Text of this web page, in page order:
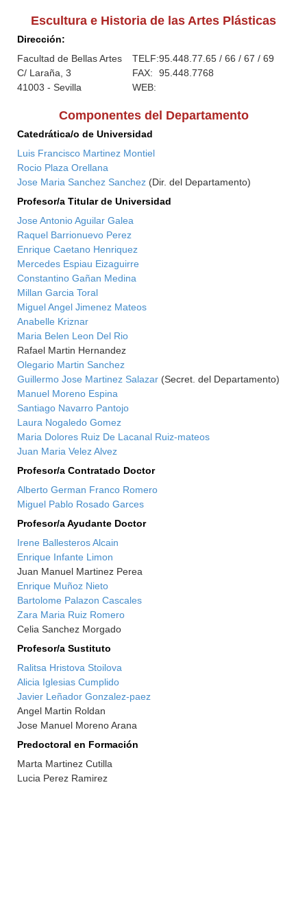
Escultura e Historia de las Artes Plásticas
Dirección:
Facultad de Bellas Artes
C/ Laraña, 3
41003 - Sevilla
TELF:95.448.77.65 / 66 / 67 / 69
FAX:
95.448.7768
WEB:
Componentes del Departamento
Catedrática/o de Universidad
Luis Francisco Martinez Montiel
Rocio Plaza Orellana
Jose Maria Sanchez Sanchez (Dir. del Departamento)
Profesor/a Titular de Universidad
Jose Antonio Aguilar Galea
Raquel Barrionuevo Perez
Enrique Caetano Henriquez
Mercedes Espiau Eizaguirre
Constantino Gañan Medina
Millan Garcia Toral
Miguel Angel Jimenez Mateos
Anabelle Kriznar
Maria Belen Leon Del Rio
Rafael Martin Hernandez
Olegario Martin Sanchez
Guillermo Jose Martinez Salazar (Secret. del Departamento)
Manuel Moreno Espina
Santiago Navarro Pantojo
Laura Nogaledo Gomez
Maria Dolores Ruiz De Lacanal Ruiz-mateos
Juan Maria Velez Alvez
Profesor/a Contratado Doctor
Alberto German Franco Romero
Miguel Pablo Rosado Garces
Profesor/a Ayudante Doctor
Irene Ballesteros Alcain
Enrique Infante Limon
Juan Manuel Martinez Perea
Enrique Muñoz Nieto
Bartolome Palazon Cascales
Zara Maria Ruiz Romero
Celia Sanchez Morgado
Profesor/a Sustituto
Ralitsa Hristova Stoilova
Alicia Iglesias Cumplido
Javier Leñador Gonzalez-paez
Angel Martin Roldan
Jose Manuel Moreno Arana
Predoctoral en Formación
Marta Martinez Cutilla
Lucia Perez Ramirez